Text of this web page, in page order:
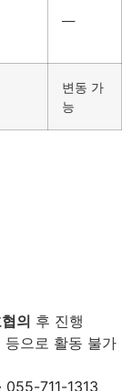
—
변동 가
능
의 후 진행
등으로 활동 불가
055-711-1313